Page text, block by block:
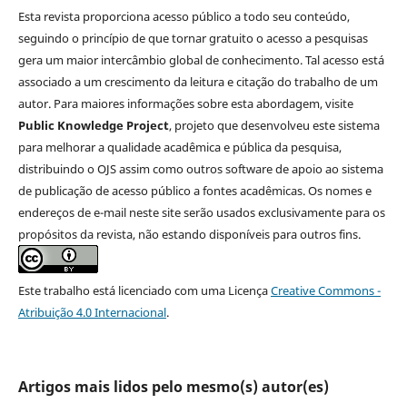
Esta revista proporciona acesso público a todo seu conteúdo,
seguindo o princípio de que tornar gratuito o acesso a pesquisas
gera um maior intercâmbio global de conhecimento. Tal acesso está
associado a um crescimento da leitura e citação do trabalho de um
autor. Para maiores informações sobre esta abordagem, visite
Public Knowledge Project, projeto que desenvolveu este sistema
para melhorar a qualidade acadêmica e pública da pesquisa,
distribuindo o OJS assim como outros software de apoio ao sistema
de publicação de acesso público a fontes acadêmicas. Os nomes e
endereços de e-mail neste site serão usados exclusivamente para os
propósitos da revista, não estando disponíveis para outros fins.
Este trabalho está licenciado com uma LicençaCreative Commons -
Atribuição 4.0 Internacional.
Artigos mais lidos pelo mesmo(s) autor(es)